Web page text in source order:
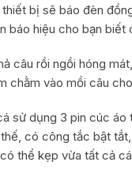
bị sẽ báo đèn
báo hiệu cho bạn biết
câu rồi ngồi hóng
chằm vào mồi câu
sử dụng 3 pin cúc áo
có công tắc bật
thể kẹp vừa tất cả